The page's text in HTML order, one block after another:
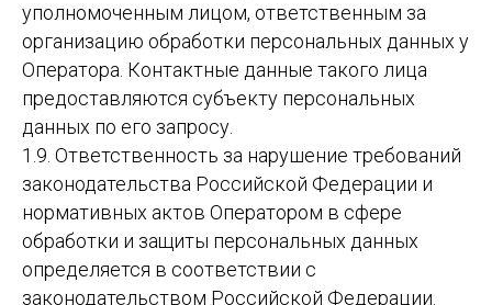
уполномоченным лицом, ответственным за
организацию обработки персональных данных у
Оператора. Контактные данные такого лица
предоставляются субъекту персональных
данных по его запросу.
1.9. Ответственность за нарушение требований
законодательства Российской Федерации и
нормативных актов Оператором в сфере
обработки и защиты персональных данных
определяется в соответствии с
законодательством Российской Федерации.